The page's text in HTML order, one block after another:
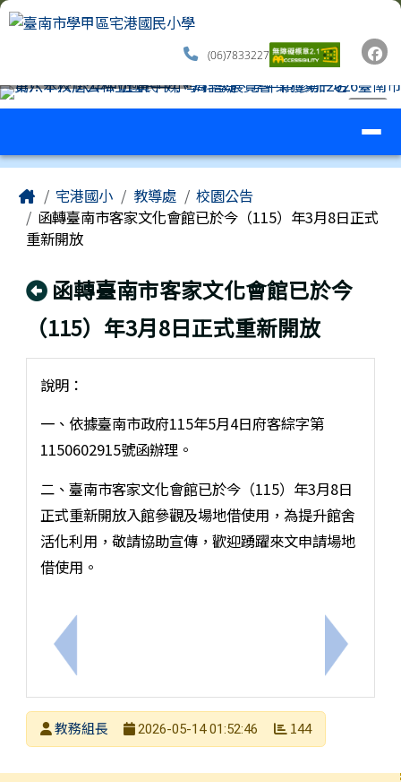
跳至主內容區
臺南市學甲區宅港國民小學
(06)7833227
工具列
Home宅港國小 教導處
校園公告
函轉臺南市客家文化會館已於今（115）年3月8日正式
重新開放
回上頁
函轉臺南市客家文化會館已於今
（115）年3月8日正式重新開放
上一筆：國立臺灣師範大學科學教育中心辦理「國
說明：
一、依據臺南市政府115年5月4日府客綜字第
1150602915號函辦理。
二、臺南市客家文化會館已於今（115）年3月8日
正式重新開放入館參觀及場地借使用，為提升館舍
活化利用，敬請協助宣傳，歡迎踴躍來文申請場地
借使用。
下一筆：
發布者
教務組長
2026-05-14 01:52:46 144